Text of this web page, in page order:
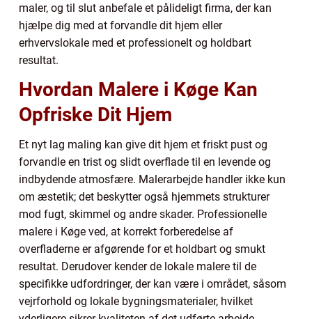
maler, og til slut anbefale et pålideligt firma, der kan
hjælpe dig med at forvandle dit hjem eller
erhvervslokale med et professionelt og holdbart
resultat.
Hvordan Malere i Køge Kan
Opfriske Dit Hjem
Et nyt lag maling kan give dit hjem et friskt pust og
forvandle en trist og slidt overflade til en levende og
indbydende atmosfære. Malerarbejde handler ikke kun
om æstetik; det beskytter også hjemmets strukturer
mod fugt, skimmel og andre skader. Professionelle
malere i Køge ved, at korrekt forberedelse af
overfladerne er afgørende for et holdbart og smukt
resultat. Derudover kender de lokale malere til de
specifikke udfordringer, der kan være i området, såsom
vejrforhold og lokale bygningsmaterialer, hvilket